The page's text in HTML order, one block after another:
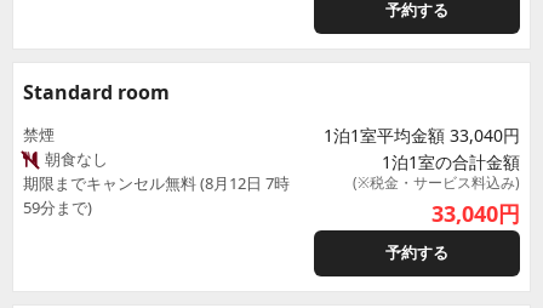
予約する
Standard room
禁煙
朝食なし
期限までキャンセル無料 (8月12日 7時
59分まで)
1泊1室平均金額 33,040円
1泊1室の合計金額
(※税金・サービス料込み)
33,040円
予約する